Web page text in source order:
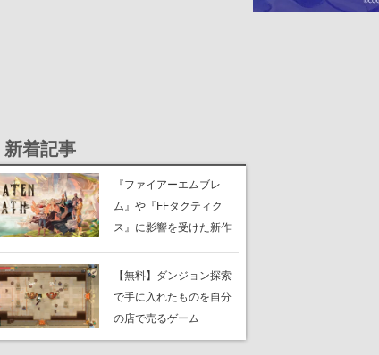
新着記事
『ファイアーエムブレ
ム』や『FFタクティク
ス』に影響を受けた新作
Path』2027年に発売へ。
PC（Steam）、PS5、
Xbox、Switch向けにリリ
【無料】ダンジョン探索
で手に入れたものを自分
の店で売るゲーム
『Moonlighter』がSteam